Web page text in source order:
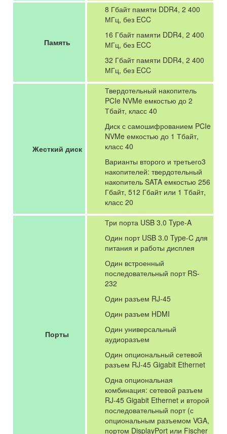
Память
8 Гбайт памяти DDR4, 2 400
МГц, без ECC
16 Гбайт памяти DDR4, 2 400
МГц, без ECC
32 Гбайт памяти DDR4, 2 400
МГц, без ECC
Жесткий диск
Твердотельный накопитель
PCIe NVMe емкостью до 2
Тбайт, класс 40
Диск с самошифрованием PCIe
NVMe емкостью до 1 Тбайт,
класс 40
Варианты второго и третьего3
накопителей: твердотельный
накопитель SATA емкостью 256
Гбайт, 512 Гбайт или 1 Тбайт,
класс 20
Порты
Три порта USB 3.0 Type-A
Один порт USB 3.0 Type-C для
питания и работы дисплея
Один встроенный
последовательный порт RS-
232
Один разъем RJ-45
Один разъем HDMI
Один универсальный
аудиоразъем
Один опциональный сетевой
разъем RJ-45 Gigabit Ethernet
Одна опциональная
комбинация: сетевой разъем
RJ-45 Gigabit Ethernet и второй
последовательный порт (с
опциональным разъемом VGA,
портом DisplayPort или Fischer